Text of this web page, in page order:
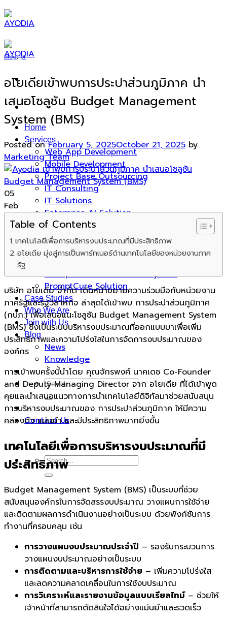
Skip
to
Home
Services
Web App Development
Mobile Development
Project Base Outsourcing
IT Consulting
IT Solutions
Enterprise AI Solution
Products
Advance Technology Human Resource
Management
Hospital Advantage Operation System
Occupational Health Risk System
PromptCure Solution
Case Studies
Who We Are
Join with Us
Blog
News
Knowledge
Contact Us
blog,pr
อโยเดียเข้าพบการประปาส่วนภูมิภาค นำ
เสนอโซลูชัน Budget Management
System (BMS)
Posted onFebruary 5, 2025October 21, 2025 by
Marketing Team
05
Feb
Table of Contents
เทคโนโลยีเพื่อการบริหารงบประมาณที่มีประสิทธิภาพ
อโยเดีย มุ่งสู่การเป็นพาร์ทเนอร์ด้านเทคโนโลยีของหน่วยงานภาค
รัฐ
บริษัท อโยเดีย จำกัด เดินหน้าขยายความร่วมมือกับหน่วยงาน
ภาครัฐและรัฐวิสาหกิจ ล่าสุดได้เข้าพบ การประปาส่วนภูมิภาค
(กปภ.) เพื่อเสนอแนะโซลูชัน Budget Management System
(BMS) ซึ่งเป็นระบบบริหารงบประมาณที่ออกแบบมาเพื่อเพิ่ม
ประสิทธิภาพและความโปร่งใสในการจัดการงบประมาณของ
องค์กร
การเข้าพบครั้งนี้นำโดย คุณจักรพงศ์ นาคเดช Co-Founder
and Deputy Managing Director จาก อโยเดีย ที่ได้เข้าพูด
คุยและนำเสนอแนวทางการนำเทคโนโลยีดิจิทัลมาช่วยสนับสนุน
การบริหารงบประมาณของ การประปาส่วนภูมิภาค ให้มีความ
คล่องตัว แม่นยำ และมีประสิทธิภาพมากยิ่งขึ้น
เทคโนโลยีเพื่อการบริหารงบประมาณที่มี
ประสิทธิภาพ
Budget Management System (BMS) เป็นระบบที่ช่วย
สนับสนุนองค์กรในการจัดสรรงบประมาณ วางแผนการใช้จ่าย
และติดตามผลการดำเนินงานอย่างเป็นระบบ ด้วยฟังก์ชันการ
ทำงานที่ครอบคลุม เช่น
การวางแผนงบประมาณประจำปี – รองรับกระบวนการ
วางแผนงบประมาณอย่างเป็นระบบ
การติดตามและบริหารการใช้จ่าย – เพิ่มความโปร่งใส
และลดความคลาดเคลื่อนในการใช้งบประมาณ
การวิเคราะห์และรายงานข้อมูลแบบเรียลไทม์– ช่วยให้
เจ้าหน้าที่สามารถตัดสินใจได้อย่างแม่นยำและรวดเร็ว